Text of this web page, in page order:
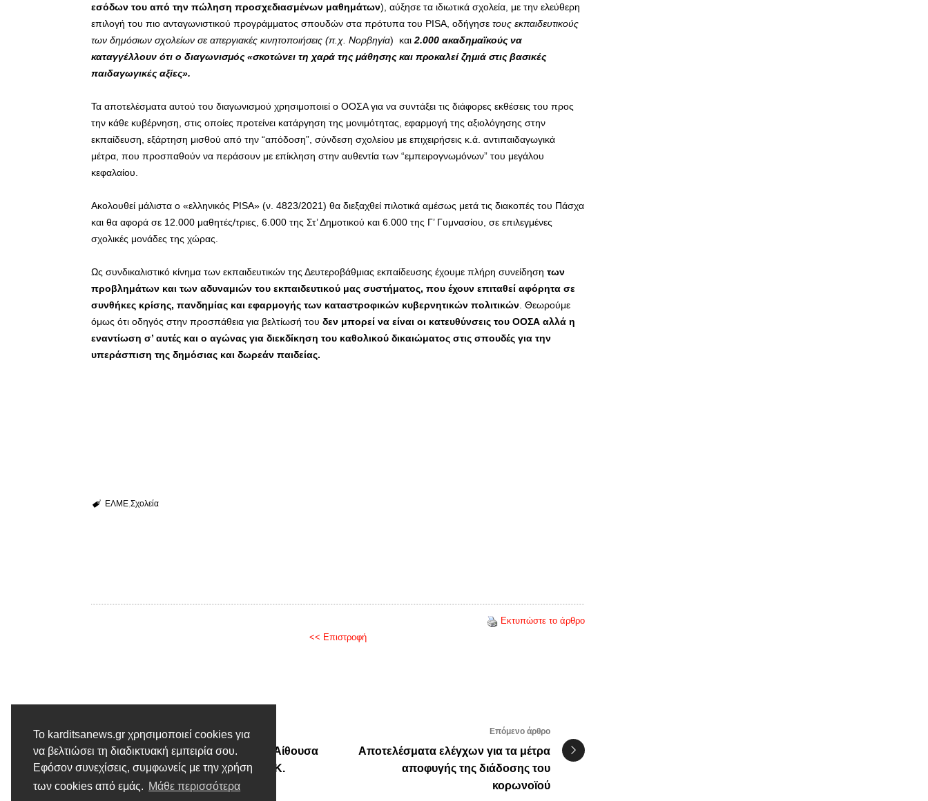
Το karditsanews.gr χρησιμοποιεί cookies για
να βελτιώσει τη διαδικτυακή εμπειρία σου.
Εφόσον συνεχίσεις, συμφωνείς με την χρήση
των cookies από εμάς. Μάθε περισσότερα
εσόδων του από την πώληση προσχεδιασμένων μαθημάτων), αύξησε τα ιδιωτικά σχολεία, με την ελεύθερη
επιλογή του πιο ανταγωνιστικού προγράμματος σπουδών στα πρότυπα του PISA, οδήγησε τους εκπαιδευτικούς
των δημόσιων σχολείων σε απεργιακές κινητοποιήσεις (π.χ. Νορβηγία) και 2.000 ακαδημαϊκούς να
καταγγέλλουν ότι ο διαγωνισμός «σκοτώνει τη χαρά της μάθησης και προκαλεί ζημιά στις βασικές
παιδαγωγικές αξίες».
Τα αποτελέσματα αυτού του διαγωνισμού χρησιμοποιεί ο ΟΟΣΑ για να συντάξει τις διάφορες εκθέσεις του προς
την κάθε κυβέρνηση, στις οποίες προτείνει κατάργηση της μονιμότητας, εφαρμογή της αξιολόγησης στην
εκπαίδευση, εξάρτηση μισθού από την “απόδοση”, σύνδεση σχολείου με επιχειρήσεις κ.ά. αντιπαιδαγωγικά
μέτρα, που προσπαθούν να περάσουν με επίκληση στην αυθεντία των “εμπειρογνωμόνων” του μεγάλου
κεφαλαίου.
Ακολουθεί μάλιστα ο «ελληνικός PISA» (ν. 4823/2021) θα διεξαχθεί πιλοτικά αμέσως μετά τις διακοπές του Πάσχα
και θα αφορά σε 12.000 μαθητές/τριες, 6.000 της Στ’ Δημοτικού και 6.000 της Γ’ Γυμνασίου, σε επιλεγμένες
σχολικές μονάδες της χώρας.
Ως συνδικαλιστικό κίνημα των εκπαιδευτικών της Δευτεροβάθμιας εκπαίδευσης έχουμε πλήρη συνείδηση των
προβλημάτων και των αδυναμιών του εκπαιδευτικού μας συστήματος, που έχουν επιταθεί αφόρητα σε
συνθήκες κρίσης, πανδημίας και εφαρμογής των καταστροφικών κυβερνητικών πολιτικών . Θεωρούμε
όμως ότι οδηγός στην προσπάθεια για βελτίωσή του δεν μπορεί να είναι οι κατευθύνσεις του ΟΟΣΑ αλλά η
εναντίωση σ’ αυτές και ο αγώνας για διεκδίκηση του καθολικού δικαιώματος στις σπουδές για την
υπεράσπιση της δημόσιας και δωρεάν παιδείας.
ΕΛΜΕ Σχολεία
Εκτυπώστε το άρθρο
<< Επιστροφή
Προηγούμενο άρθρο
Εθελοντική Αιμοληψία στην Αίθουσα
Πολλαπλών Χρήσεων της Τ.Κ.
Καλλιθήρου
Επόμενο άρθρο
Αποτελέσματα ελέγχων για τα μέτρα
αποφυγής της διάδοσης του
κορωνοϊού